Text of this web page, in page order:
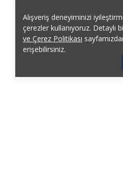
Alışveriş deneyiminizi
çerezler kullanıyoruz. Detaylı
ve Çerez Politikası
erişebilirsiniz.